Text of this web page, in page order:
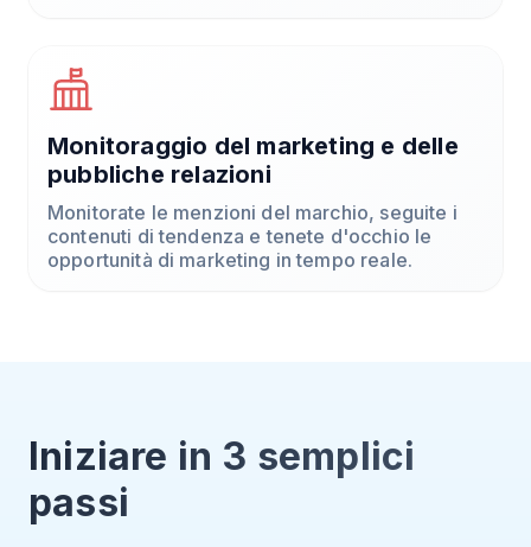
Monitoraggio del marketing e delle
pubbliche relazioni
Monitorate le menzioni del marchio, seguite i
contenuti di tendenza e tenete d'occhio le
opportunità di marketing in tempo reale.
Iniziare in 3 semplici
passi